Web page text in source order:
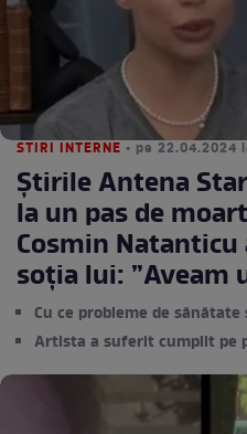
STIRI INTERNE • pe 22.04.2024
Știrile Antena
la un pas de
Cosmin
soția lui: ”Aveam
Cu ce probleme de
Artista a suferit cumplit pe